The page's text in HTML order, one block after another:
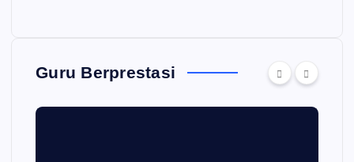
Guru Berprestasi